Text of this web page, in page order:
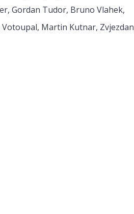
Gordan Tudor, Bruno Vlahek,
Votoupal, Martin Kutnar, Zvjezdan